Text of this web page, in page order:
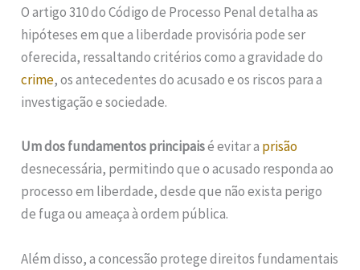
O artigo 310 do Código de Processo Penal detalha as
hipóteses em que a liberdade provisória pode ser
oferecida, ressaltando critérios como a gravidade do
crime, os antecedentes do acusado e os riscos para a
investigação e sociedade.
Um dos fundamentos principaisé evitar a prisão
desnecessária, permitindo que o acusado responda ao
processo em liberdade, desde que não exista perigo
de fuga ou ameaça à ordem pública.
Além disso, a concessão protege direitos fundamentais